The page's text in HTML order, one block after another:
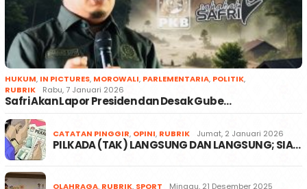
HUKUM, IN PICTURES, MOROWALI, PARLEMENTARIA, POLITIK,
RUBRIK
Rabu, 7 Januari 2026
Safri Akan Lapor Presiden dan Desak Gube…
CATATAN PINGGIR, OPINI, RUBRIK Jumat, 2 Januari 2026
PILKADA (TAK) LANGSUNG DAN LANGSUNG; SIA…
OLAHRAGA, RUBRIK, SPORT Minggu, 21 Desember 2025